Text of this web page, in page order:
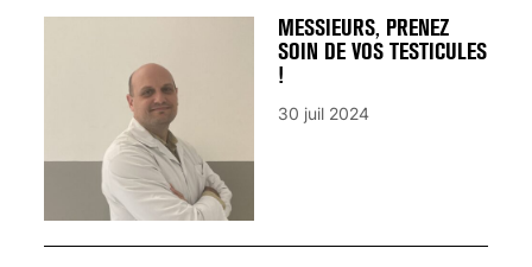
MESSIEURS, PRENEZ
SOIN DE VOS TESTICULES
!
30 juil 2024